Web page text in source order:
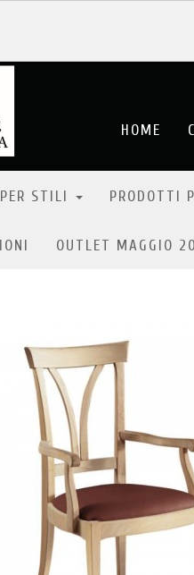
HOME
STILI PRODOTTI
OUTLET MAGGIO